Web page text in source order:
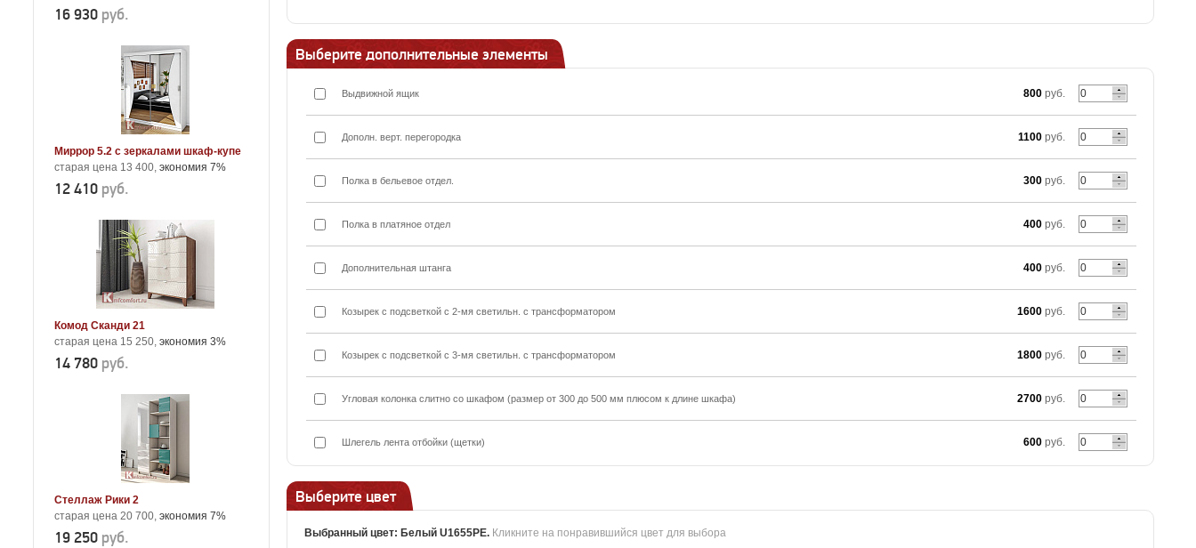
16 930 руб.
Миррор 5.2 с зеркалами шкаф-купе
старая цена 13 400, экономия 7%
12 410 руб.
Комод Сканди 21
старая цена 15 250, экономия 3%
14 780 руб.
Стеллаж Рики 2
старая цена 20 700, экономия 7%
19 250 руб.
Выберите дополнительные элементы
Выдвижной ящик 800 руб.
Дополн. верт. перегородка 1100 руб.
Полка в бельевое отдел. 300 руб.
Полка в платяное отдел 400 руб.
Дополнительная штанга 400 руб.
Козырек с подсветкой с 2-мя светильн. с трансформатором 1600 руб.
Козырек с подсветкой с 3-мя светильн. с трансформатором 1800 руб.
Угловая колонка слитно со шкафом (размер от 300 до 500 мм плюсом к длине шкафа) 2700 руб.
Шлегель лента отбойки (щетки) 600 руб.
Выберите цвет
Выбранный цвет: Белый U1655PE. Кликните на понравившийся цвет для выбора